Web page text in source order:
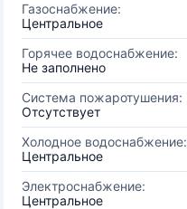
Газоснабжение:
Центральное
Горячее водоснабжение:
Не заполнено
Система пожаротушения:
Отсутствует
Холодное водоснабжение:
Центральное
Электроснабжение:
Центральное